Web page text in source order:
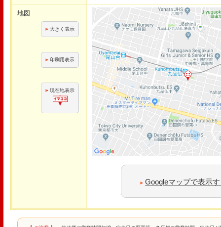
地図
大きく表示
印刷用表示
現在地表示
Googleマップで表示